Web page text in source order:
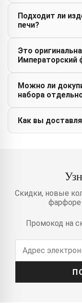
Подходит ли
печи?
Это
Императорский
Можно ли
набора
Как вы
Скидки, новые
фарфоре
Промокод на